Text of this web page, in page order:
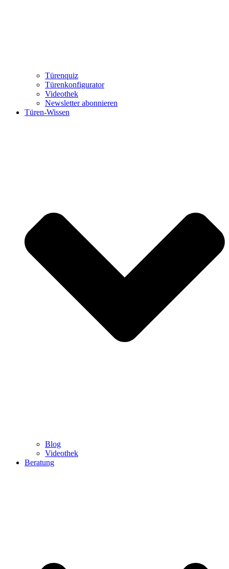
Türenquiz
Türenkonfigurator
Videothek
Newsletter abonnieren
Türen-Wissen
Blog
Videothek
Beratung